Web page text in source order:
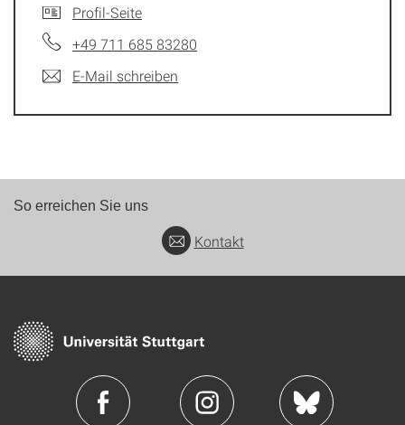
Profil-Seite
+49 711 685 83280
E-Mail schreiben
So erreichen Sie uns
Kontakt